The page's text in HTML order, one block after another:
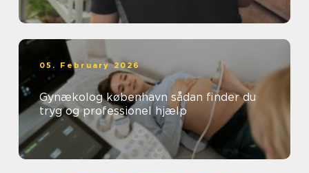
05. February 2026
Gynækolog københavn sådan finder du
tryg og professionel hjælp